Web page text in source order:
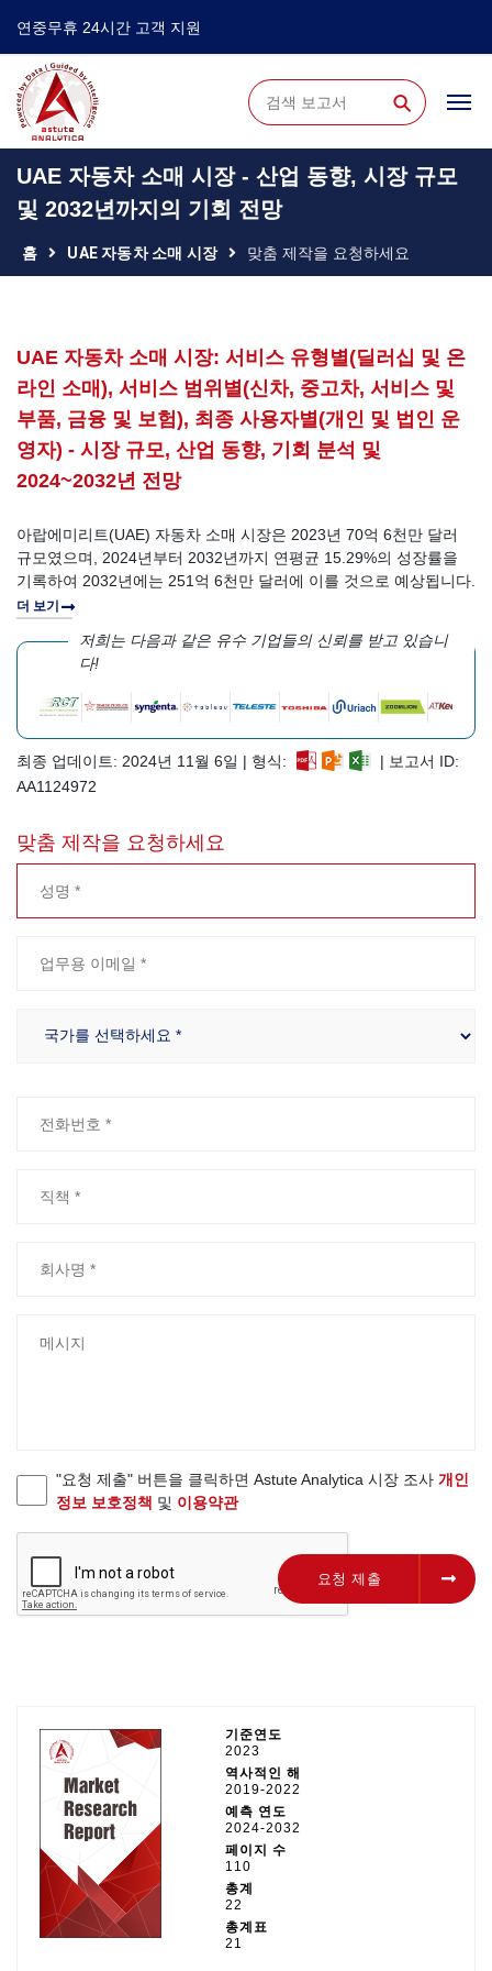
연중무휴 24시간 고객 지원
⚲
UAE 자동차 소매 시장 - 산업 동향, 시장 규모
및 2032년까지의 기회 전망
홈 UAE 자동차 소매 시장 맞춤 제작을 요청하세요
UAE 자동차 소매 시장: 서비스 유형별(딜러십 및 온
라인 소매), 서비스 범위별(신차, 중고차, 서비스 및
부품, 금융 및 보험), 최종 사용자별(개인 및 법인 운
영자) - 시장 규모, 산업 동향, 기회 분석 및
2024~2032년 전망
아랍에미리트(UAE) 자동차 소매 시장은 2023년 70억 6천만 달러
규모였으며, 2024년부터 2032년까지 연평균 15.29%의 성장률을
기록하여 2032년에는 251억 6천만 달러에 이를 것으로 예상됩니다.
더 보기
저희는 다음과 같은 유수 기업들의 신뢰를 받고 있습니
다!
최종 업데이트: 2024년 11월 6일 | 형식:
| 보고서 ID:
AA1124972
맞춤 제작을 요청하세요
"요청 제출" 버튼을 클릭하면 Astute Analytica 시장 조사개인
정보 보호정책 및 이용약관
요청 제출 요청 제출
기준연도
2023
역사적인 해
2019-2022
예측 연도
2024-2032
페이지 수
110
총계
22
총계표
21